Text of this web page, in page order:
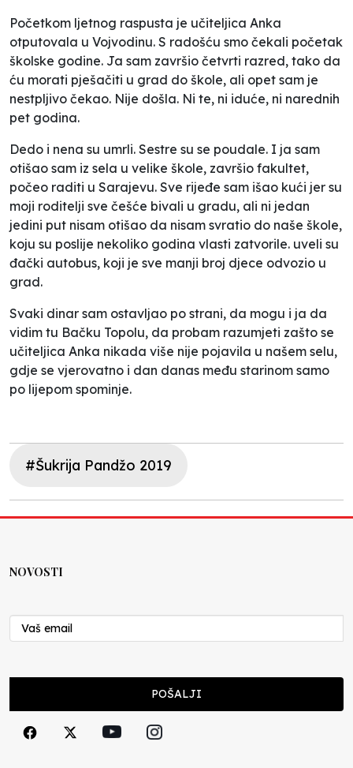
Početkom ljetnog raspusta je učiteljica Anka
otputovala u Vojvodinu. S radošću smo čekali početak
školske godine. Ja sam završio četvrti razred, tako da
ću morati pješačiti u grad do škole, ali opet sam je
nestpljivo čekao. Nije došla. Ni te, ni iduće, ni narednih
pet godina.
Dedo i nena su umrli. Sestre su se poudale. I ja sam
otišao sam iz sela u velike škole, završio fakultet,
počeo raditi u Sarajevu. Sve rijeđe sam išao kući jer su
moji roditelji sve češće bivali u gradu, ali ni jedan
jedini put nisam otišao da nisam svratio do naše škole,
koju su poslije nekoliko godina vlasti zatvorile. uveli su
đački autobus, koji je sve manji broj djece odvozio u
grad.
Svaki dinar sam ostavljao po strani, da mogu i ja da
vidim tu Bačku Topolu, da probam razumjeti zašto se
učiteljica Anka nikada više nije pojavila u našem selu,
gdje se vjerovatno i dan danas među starinom samo
po lijepom spominje.
#Šukrija Pandžo 2019
NOVOSTI
POŠALJI